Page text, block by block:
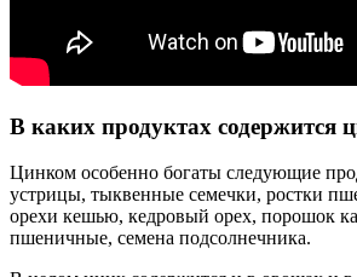
В каких продуктах содержится
Цинком особенно богаты следующие
устрицы, тыквенные семечки, ростки
орехи кешью, кедровый орех, порошок
пшеничные, семена подсолнечника.